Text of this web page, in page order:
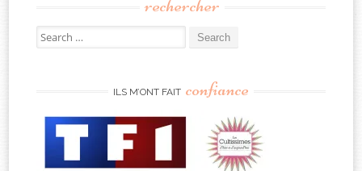
rechercher
Search
for:
ILS M’ONT FAIT confiance